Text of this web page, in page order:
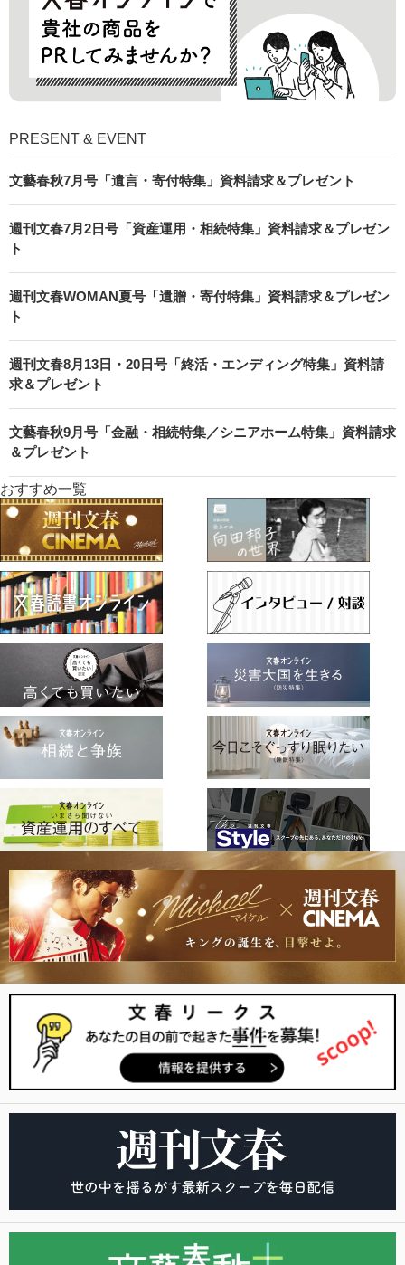
PRESENT & EVENT
文藝春秋7月号「遺言・寄付特集」資料請求＆プレゼント
週刊文春7月2日号「資産運用・相続特集」資料請求＆プレゼン
ト
週刊文春WOMAN夏号「遺贈・寄付特集」資料請求＆プレゼン
ト
週刊文春8月13日・20日号「終活・エンディング特集」資料請
求＆プレゼント
文藝春秋9月号「金融・相続特集／シニアホーム特集」資料請求
＆プレゼント
おすすめ一覧